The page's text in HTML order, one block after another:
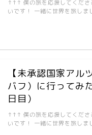
↑↑↑ 僕の旅を応援してくださ
いです！ 一緒に世界を旅し
【未承認国家アル
バフ）に行って
日目）
↑↑↑ 僕の旅を応援してくださ
いです！ 一緒に世界を旅し